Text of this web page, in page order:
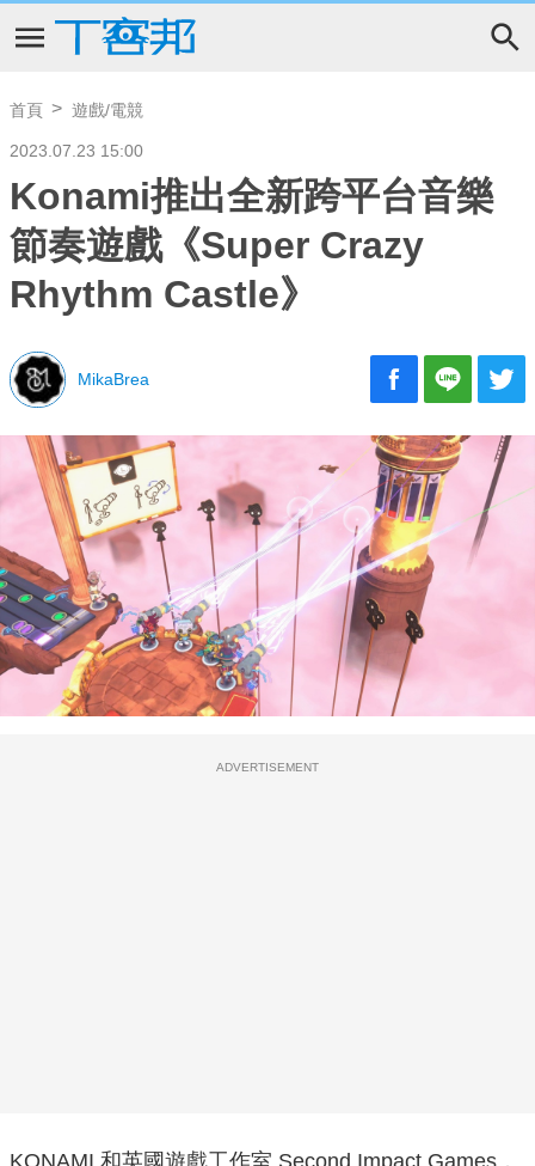
首頁 遊戲/電競
2023.07.23 15:00
Konami推出全新跨平台音樂
節奏遊戲《Super Crazy
Rhythm Castle》
MikaBrea
ADVERTISEMENT
KONAMI 和英國遊戲工作室 Second Impact Games，